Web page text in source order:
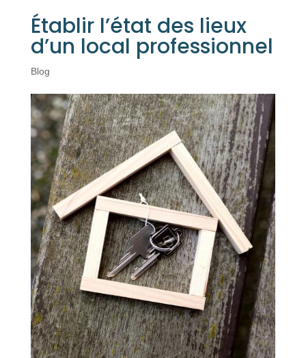
Établir l’état des lieux
d’un local professionnel
Blog